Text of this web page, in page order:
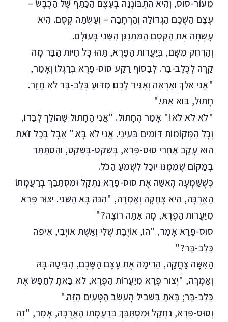
מֵעוֹר-סוּס, וְהִיא הִתְבּוֹנְנָה בְּעֶצֶם הַכָּתֵף שֶׁל הַכֶּבֶשׂ –
עֶצֶם הַשֶּׁכֶם הַגְּדוֹלָה וְהָרְחָבָה – וְעָשְׂתָה קֶסֶם. הִיא
עָשְׂתָה אֶת הַקֶּסֶם הַמִּתְנַגֵּן הַשֵּׁנִי בָּעוֹלָם.
וְהַרְחֵק מִשָּׁם, בְּיַּעֲרוֹת הַפֶּרֶא, תָּהוּ כָּל חַיּוֹת הַבַּר מָה
קָרָה לְכֶלֶב-בַּר. לְבַסּוֹף רָקַע סוּס-פֶּרֶא בְּרַגְלוֹ וְאָמַר,
"אֲנִי אֵלֵךְ וְאֶרְאֶה וְאַגִּיד לָכֶם מַדּוּעַ כֶּלֶב-בַּר לֹא חָזַר.
חָתוּל, בּוֹא אִתִּי."
"לֹא לֹא לֹא!" אָמַר הֶחָתוּל. "אֲנִי הֶחָתוּל שֶׁהוֹלֵךְ לְבַדּוֹ,
וְכָל הַמְּקוֹמוֹת דּוֹמִים בְּעֵינַי. אֲנִי לֹא בָּא." אֲבָל בְּכָל זֹאת
הוּא עָקַב אַחֲרֵי סוּס-פֶּרֶא, בְּשֶׁקֶט-בְּשֶׁקֶט, וְהִסְתַּתֵּר
בְּמָקוֹם שֶׁמִּמֶּנּוּ יוּכַל לִשְׁמֹעַ הַכֹּל.
כְּשֶׁשָּׁמְעָה הָאִשָּׁה אֶת סוּס-פֶּרֶא נִתְקָל וּמִסְתַּבֵּךְ בְּרַעֲמָתוֹ
הָאֲרֻכָּה, הִיא צָחֲקָה וְאָמְרָה, "הִנֵּה בָּא הַשֵּׁנִי. יְצוּר פֶּרֶא
מִיַּעֲרוֹת הַפֶּרֶא, מָה אַתָּה רוֹצֶה?"
סוּס-פֶּרֶא אָמַר, "הוֹ, אוֹיֶבֶת שֶׁלִּי וְאֵשֶׁת אוֹיְבִי, אֵיפֹה
כֶּלֶב-בַּר?"
הָאִשָּׁה צָחֲקָה, הֵרִימָה אֶת עֶצֶם הַשֶּׁכֶם, הִבִּיטָה בָּהּ
וְאָמְרָה, "יְצוּר פֶּרֶא מִיַּעֲרוֹת הַפֶּרֶא, לֹא בָּאתָ לְחַפֵּשׂ אֶת
כֶּלֶב-בַּר; בָּאתָ בִּשְׁבִיל הָעֵשֶׂב הַטָּעִים הַזֶּה."
וְסוּס-פֶּרֶא, נִתְקָל וּמִסְתַּבֵּךְ בְּרַעֲמָתוֹ הָאֲרֻכָּה, אָמַר, "זֶה